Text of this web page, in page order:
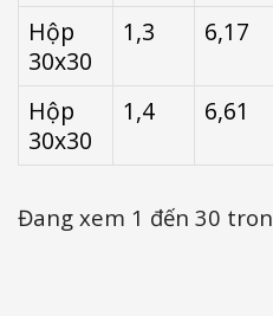
Hộp
30x30
1,3 6,17
Hộp
30x30
1,4 6,61
Đang xem 1 đến 30